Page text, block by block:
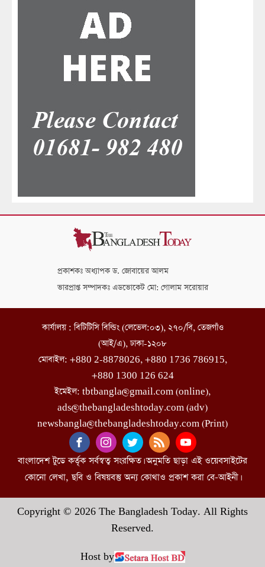
প্রকাশকঃ অধ্যাপক ড. জোবায়ের আলম
ভারপ্রাপ্ত সম্পাদকঃ এডভোকেট মো: গোলাম সরোয়ার
কার্যালয় : বিটিটিসি বিল্ডিং (লেভেল:০৩), ২৭০/বি, তেজগাঁও
(আই/এ), ঢাকা-১২০৮
মোবাইল: +880 2-8878026, +880 1736 786915,
+880 1300 126 624
ইমেইল: tbtbangla@gmail.com (online),
ads@thebangladeshtoday.com (adv)
newsbangla@thebangladeshtoday.com (Print)
বাংলাদেশ টুডে কর্তৃক সর্বস্বত্ব সংরক্ষিত। অনুমতি ছাড়া এই ওয়েবসাইটের
কোনো লেখা, ছবি ও বিষয়বস্তু অন্য কোথাও প্রকাশ করা বে-আইনী।
Copyright © 2026 The Bangladesh Today. All Rights
Reserved.
Host by